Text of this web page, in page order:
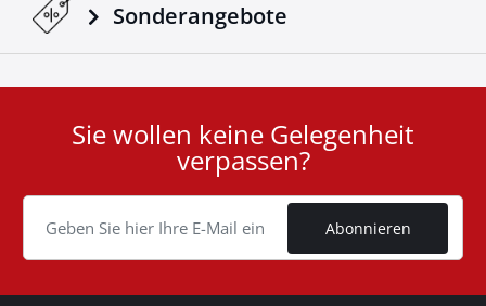
Sonderangebote
Cookie
Sie wollen keine Gelegenheit
verpassen?
Abonnieren